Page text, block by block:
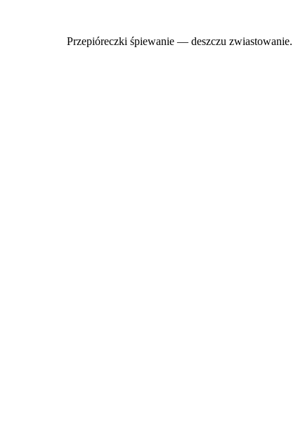
Przepióreczki śpiewanie — deszczu zwiastowanie.